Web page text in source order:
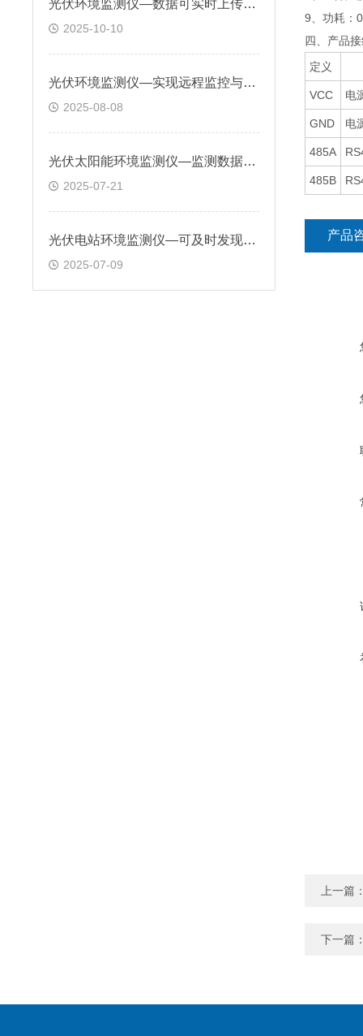
光伏环境监测仪—数据可实时上传至监控平台，支持历史数据查询与趋势分析
2025-10-10
光伏环境监测仪—实现远程监控与智能分析，保障光伏电站安全高效运行
2025-08-08
光伏太阳能环境监测仪—监测数据通过多种通信方式传输，实现远程监控和管理
2025-07-21
光伏电站环境监测仪—可及时发现设备故障隐患，提高电站发电量和经济效益
2025-07-09
9、功耗：
四、产品
定义
VCC 电
GND 电
485A
485B
产品
上一篇
下一篇